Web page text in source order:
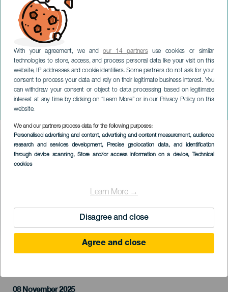
With your agreement, we andour 14 partnersuse cookies or similar
technologies to store, access, and process personal data like your visit on this
website, IP addresses and cookie identifiers. Some partners do not ask for your
consent to process your data and rely on their legitimate business interest. You
can withdraw your consent or object to data processing based on legitimate
interest at any time by clicking on “Learn More” or in our Privacy Policy on this
website.
We and our partners process data for the following purposes:
Personalised advertising and content, advertising and content measurement, audience
research and services development, Precise geolocation data, and identification
through device scanning, Store and/or access information on a device, Technical
cookies
Learn More →
Disagree and close
Agree and close
Mini Arico Trail
ТЕНЕРИФЕ
Imagen
Listado
08 November 2025